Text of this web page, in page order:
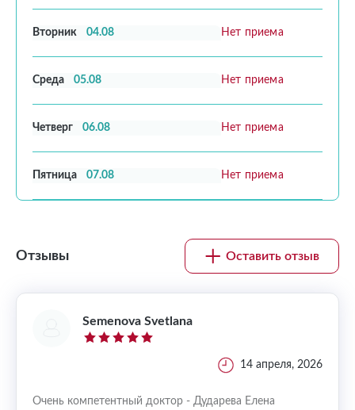
Вторник 04.08 Нет приема
Среда 05.08 Нет приема
Четверг 06.08 Нет приема
Пятница 07.08 Нет приема
Отзывы Оставить отзыв
Semenova Svetlana
14 апреля, 2026
Очень компетентный доктор - Дударева Елена